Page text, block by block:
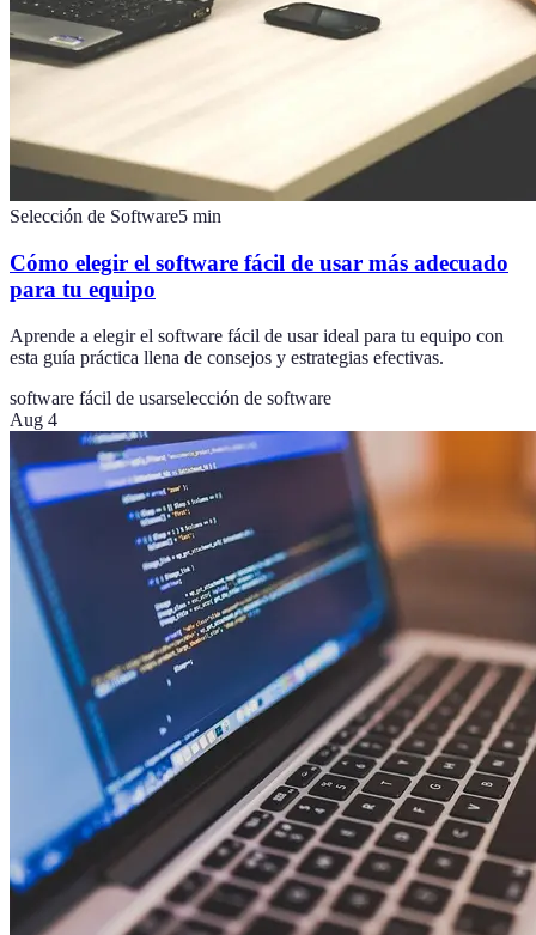
Selección de Software5 min
Cómo elegir el software fácil de usar más adecuado
para tu equipo
Aprende a elegir el software fácil de usar ideal para tu equipo con
esta guía práctica llena de consejos y estrategias efectivas.
software fácil de usarselección de software
Aug 4